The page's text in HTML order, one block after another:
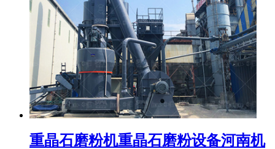
重晶石磨粉机重晶石磨粉设备河南机